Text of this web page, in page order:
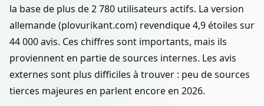
la base de plus de 2 780 utilisateurs actifs. La version
allemande (plovurikant.com) revendique 4,9 étoiles sur
44 000 avis. Ces chiffres sont importants, mais ils
proviennent en partie de sources internes. Les avis
externes sont plus difficiles à trouver : peu de sources
tierces majeures en parlent encore en 2026.